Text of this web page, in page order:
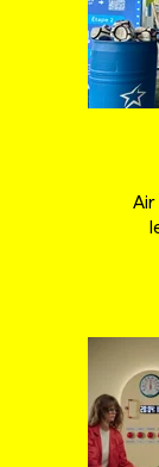
Air